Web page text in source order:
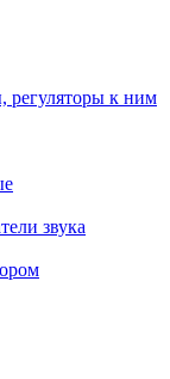
регуляторы к ним
звука